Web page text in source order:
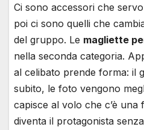
Ci sono accessori che
poi ci sono quelli che
del gruppo. Le magliette
nella seconda categoria.
al celibato prende forma: il
subito, le foto vengono
capisce al volo che c’è
diventa il protagonista